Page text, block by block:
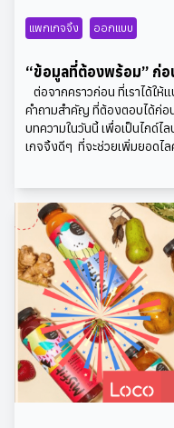
อาทิ การใช้สีทองกับสีม่วงเพื่อ
ม่วงก็ให้ความรู้สึกเป็นธรรมช
สีม่วงสำหรับชุดราตรีงานกลา
สำหรับสินค้านักกีฬา หรือรอง
งาม ถือเป็นมนต์ขลังของสีม่
ประกายเพื่อเพิ่มความงามน่า
เป็นธรรมชาติที่เข้ากันได้ดีกับ
เลือกเพื่อเป็นตัวแทนของควา
ใช้ ไม่ว่าการใช้สีม่วงเดี่ยวๆ
สร้างเอกลักษณ์มั่นใจปนเท่ห์
ทาลิกเพื่อใช้กับเปลือกตาให้เ
จักรวาลก็นับเป็นอีกเคล็ดลับวิ
ม่วงยังได้ถูกเลือกใช้เป็นเฉด
นิยมมากขึ้นในมุมมองความงา
การแต่งบ้าน หากกำลังมองหา
ที่บ่งบอกความเป็นตัวเองได้
เป็นวิธีที่น่าสนใจที่ Pantone
ต่างๆ เพื่อสร้างเอกลักษณ์เฉ
สว่างสามารถช่วยฉุดความโด
ม่วง ยังนับเป็นสีที่เหมาะสมส
อาคารได้ด้วยเช่นกัน Credit:
แพกเกจจิ้ง ออกแบบ
“ข้อมูลที่ต้องพร้อม” ก่อ
คำถามสำคัญ ที่ต้องตอบได้ก่
บทความในวันนี้ เพื่อเป็นไกด์
เกจจิ้งดีๆ ที่จะช่วยเพิ่มยอดไ
ได้ LocoPack ขอกระเถิบล
แพคเกจจิ้งดีๆ พร้อมใช้งานที่
อย่างแน่นอน 1. ข้อมูลเกี่ยวกับแบรนด์เพราะสินค้าและแพคเกจจิ้ง คือสื่อ
สำคัญเพื่อการโปรโมทแบร
นั้นการออกแบบแพคเกจจิ้งจึ
แบรนด์ โดยก่อนการเริ่มออ
แบรนด์ดังต่อไปนี้ครบถ้วนกัน
ฟ้อนต์ตัวอักษร: ให้ระบุการใช้
บางสำหรับข้อมูลทั่วไป โลโก้ข
เพื่อการจัดพิมพ์ 2. ข้อมูลที่ต้อ
แบรนด์ ย่อมมีข้อมูลเพื่อการป
เพื่อสร้างแพคเกจจิ้งตรงใจ ส
ครบถ้วนก่อนจึงสำคัญมากนะ